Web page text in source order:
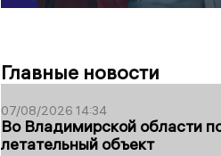
Главные новости
07/08/2026 14:34
Во Владимирской области
летательный объект